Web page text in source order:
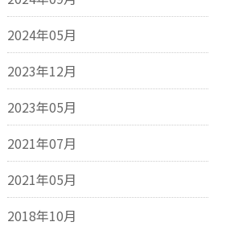
2024年05月
2023年12月
2023年05月
2021年07月
2021年05月
2018年10月